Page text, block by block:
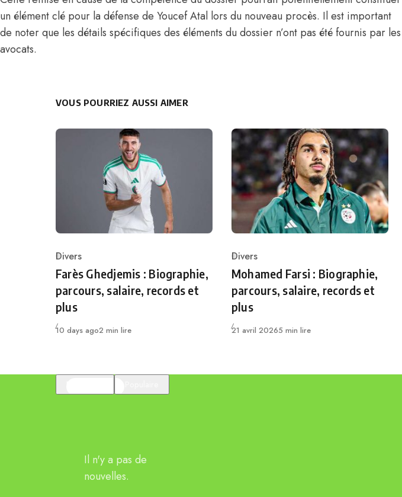
un élément clé pour la défense de Youcef Atal lors du nouveau procès. Il est important
de noter que les détails spécifiques des éléments du dossier n’ont pas été fournis par les
avocats.
VOUS POURRIEZ AUSSI AIMER
Category
Divers
Farès Ghedjemis : Biographie,
parcours, salaire, records et
plus
Publié
10 days ago2 min lire
Category
Divers
Mohamed Farsi : Biographie,
parcours, salaire, records et
plus
Publié
21 avril 20265 min lire
Il n'y a pas de
nouvelles.